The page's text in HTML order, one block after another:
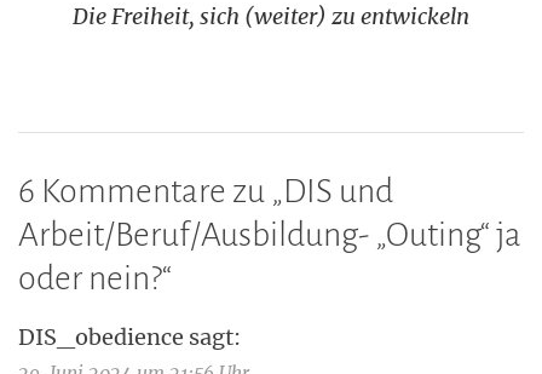
Die Freiheit, sich (weiter) zu entwickeln
6 Kommentare zu „DIS und
Arbeit/Beruf/Ausbildung- „Outing“ ja
oder nein?“
DIS_obedience sagt: